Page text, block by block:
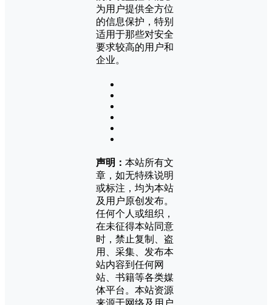
为用户提供全方位
的信息保护，特别
适用于那些对安全
要求较高的用户和
企业。
声明： 本站所有文
章，如无特殊说明
或标注，均为本站
及用户原创发布。
任何个人或组织，
在未征得本站同意
时，禁止复制、盗
用、采集、发布本
站内容到任何网
站、书籍等各类媒
体平台。本站资源
来源于网络及用户